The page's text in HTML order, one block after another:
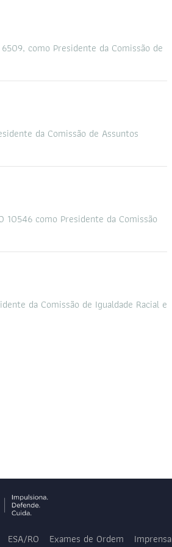
6509, como Presidente da Comissão de
da Comissão de Assuntos
10546 como Presidente da Comissão
da Comissão de Igualdade Racial e
ESA/RO Exames de Ordem Imprensa